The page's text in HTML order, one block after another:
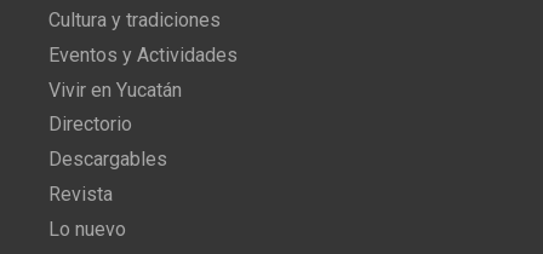
Cultura y tradiciones
Eventos y Actividades
Vivir en Yucatán
Directorio
Descargables
Revista
Lo nuevo